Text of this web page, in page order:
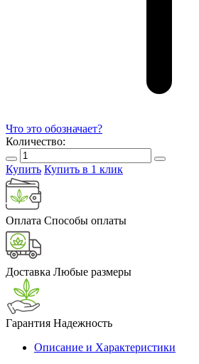
Что это обозначает?
Количество:
Купить Купить в 1 клик
Оплата Способы оплаты
Доставка Любые размеры
Гарантия Надежность
Описание и Характеристики